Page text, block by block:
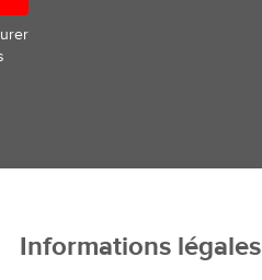
Informations légales